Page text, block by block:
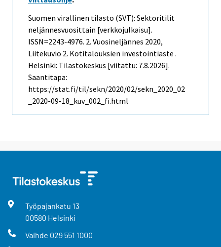
Suomen virallinen tilasto (SVT): Sektoritilit
neljännesvuosittain [verkkojulkaisu].
ISSN=2243-4976. 2. Vuosineljännes 2020,
Liitekuvio 2. Kotitalouksien investointiaste .
Helsinki: Tilastokeskus [viitattu: 7.8.2026].
Saantitapa:
https://stat.fi/til/sekn/2020/02/sekn_2020_02
_2020-09-18_kuv_002_fi.html
Työpajankatu 13
00580 Helsinki
Vaihde 029 551 1000